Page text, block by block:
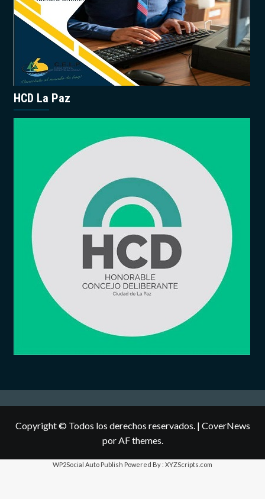
HCD La Paz
Copyright © Todos los derechos reservados. | CoverNews
por AF themes.
WP2Social Auto Publish Powered By : XYZScripts.com